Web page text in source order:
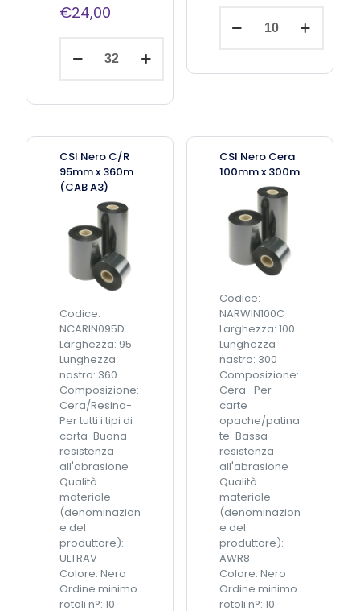
€24,00
e
r
E
d
g
e
i
n
a
5
5
m
m
x
6
0
0
m
(
S
m
a
r
t
D
e
/
R
1
m
m
(
2
a
n
i
m
e
E
a
s
y
c
o
d
e
r
)
q
u
CSI Nero C/R
95mm x 360m
(CAB A3)
Codice:
NCARIN095D
Larghezza: 95
Lunghezza
nastro: 360
Composizione:
Cera/Resina-
Per tutti i tipi di
carta-Buona
resistenza
all'abrasione
Qualità
materiale
(denominazion
e del
produttore):
ULTRAV
Colore: Nero
Ordine minimo
rotoli n°: 10
CSI Nero Cera
100mm x 300m
Codice:
NARWIN100C
Larghezza: 100
Lunghezza
nastro: 300
Composizione:
Cera -Per
carte
opache/patina
te-Bassa
resistenza
all'abrasione
Qualità
materiale
(denominazion
e del
produttore):
AWR8
Colore: Nero
Ordine minimo
rotoli n°: 10